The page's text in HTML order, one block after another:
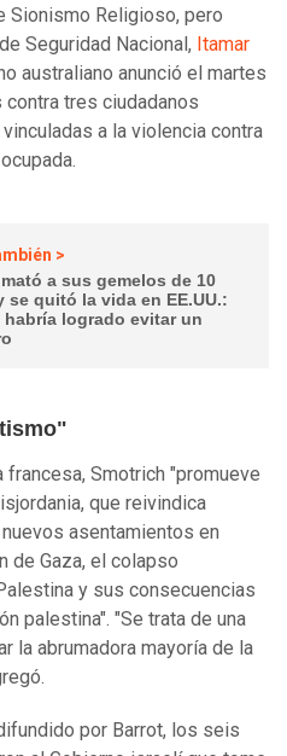
Sionismo Religioso, pero
Seguridad Nacional, Itamar
australiano anunció el martes
tres ciudadanos
a la violencia contra
>
a sus gemelos de 10
se quitó la vida en EE.UU.:
habría logrado evitar un
Smotrich "promueve
que reivindica
asentamientos en
de Gaza, el colapso
y sus consecuencias
palestina". "Se trata de una
la abrumadora mayoría de la
por Barrot, los seis